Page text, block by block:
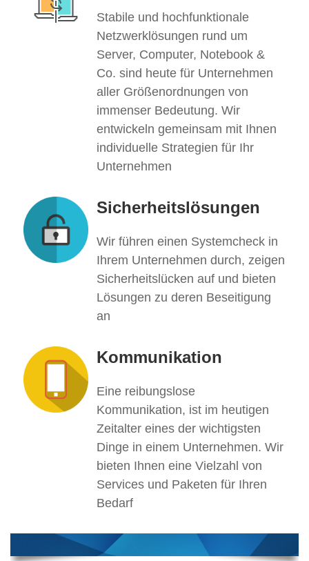
Stabile und hochfunktionale
Netzwerklösungen rund um
Server, Computer, Notebook &
Co. sind heute für Unternehmen
aller Größenordnungen von
immenser Bedeutung. Wir
entwickeln gemeinsam mit Ihnen
individuelle Strategien für Ihr
Unternehmen
Sicherheitslösungen
Wir führen einen Systemcheck in
Ihrem Unternehmen durch, zeigen
Sicherheitslücken auf und bieten
Lösungen zu deren Beseitigung
an
Kommunikation
Eine reibungslose
Kommunikation, ist im heutigen
Zeitalter eines der wichtigsten
Dinge in einem Unternehmen. Wir
bieten Ihnen eine Vielzahl von
Services und Paketen für Ihren
Bedarf